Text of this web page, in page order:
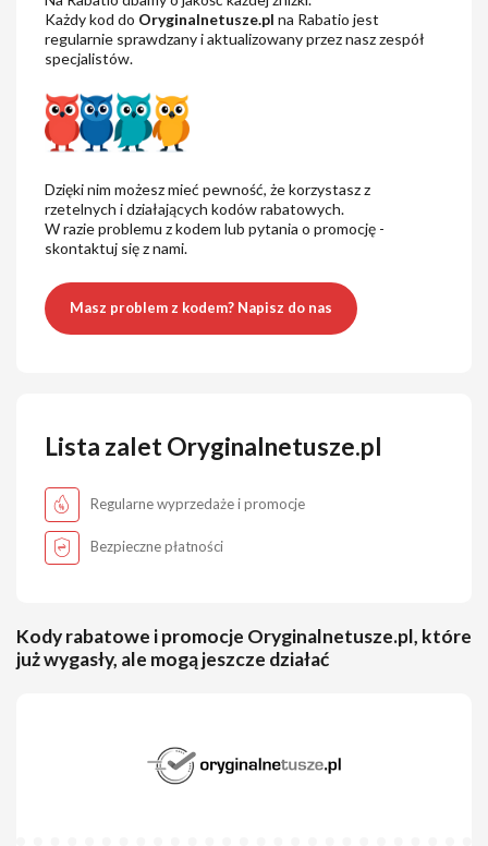
Każdy kod do Oryginalnetusze.pl na Rabatio jest
regularnie sprawdzany i aktualizowany przez nasz zespół
specjalistów.
Dzięki nim możesz mieć pewność, że korzystasz z
rzetelnych i działających kodów rabatowych.
W razie problemu z kodem lub pytania o promocję -
skontaktuj się z nami.
Masz problem z kodem? Napisz do nas
Lista zalet Oryginalnetusze.pl
Regularne wyprzedaże i promocje
Bezpieczne płatności
Kody rabatowe i promocje Oryginalnetusze.pl, które
już wygasły, ale mogą jeszcze działać